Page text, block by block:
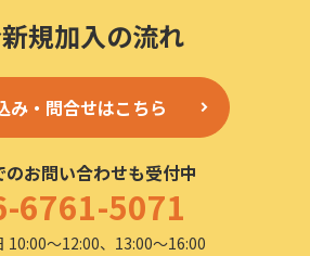
規加入の流れ
み・問合せはこちら
のお問い合わせも受付中
6761-5071
10:00〜12:00、13:00〜16:00